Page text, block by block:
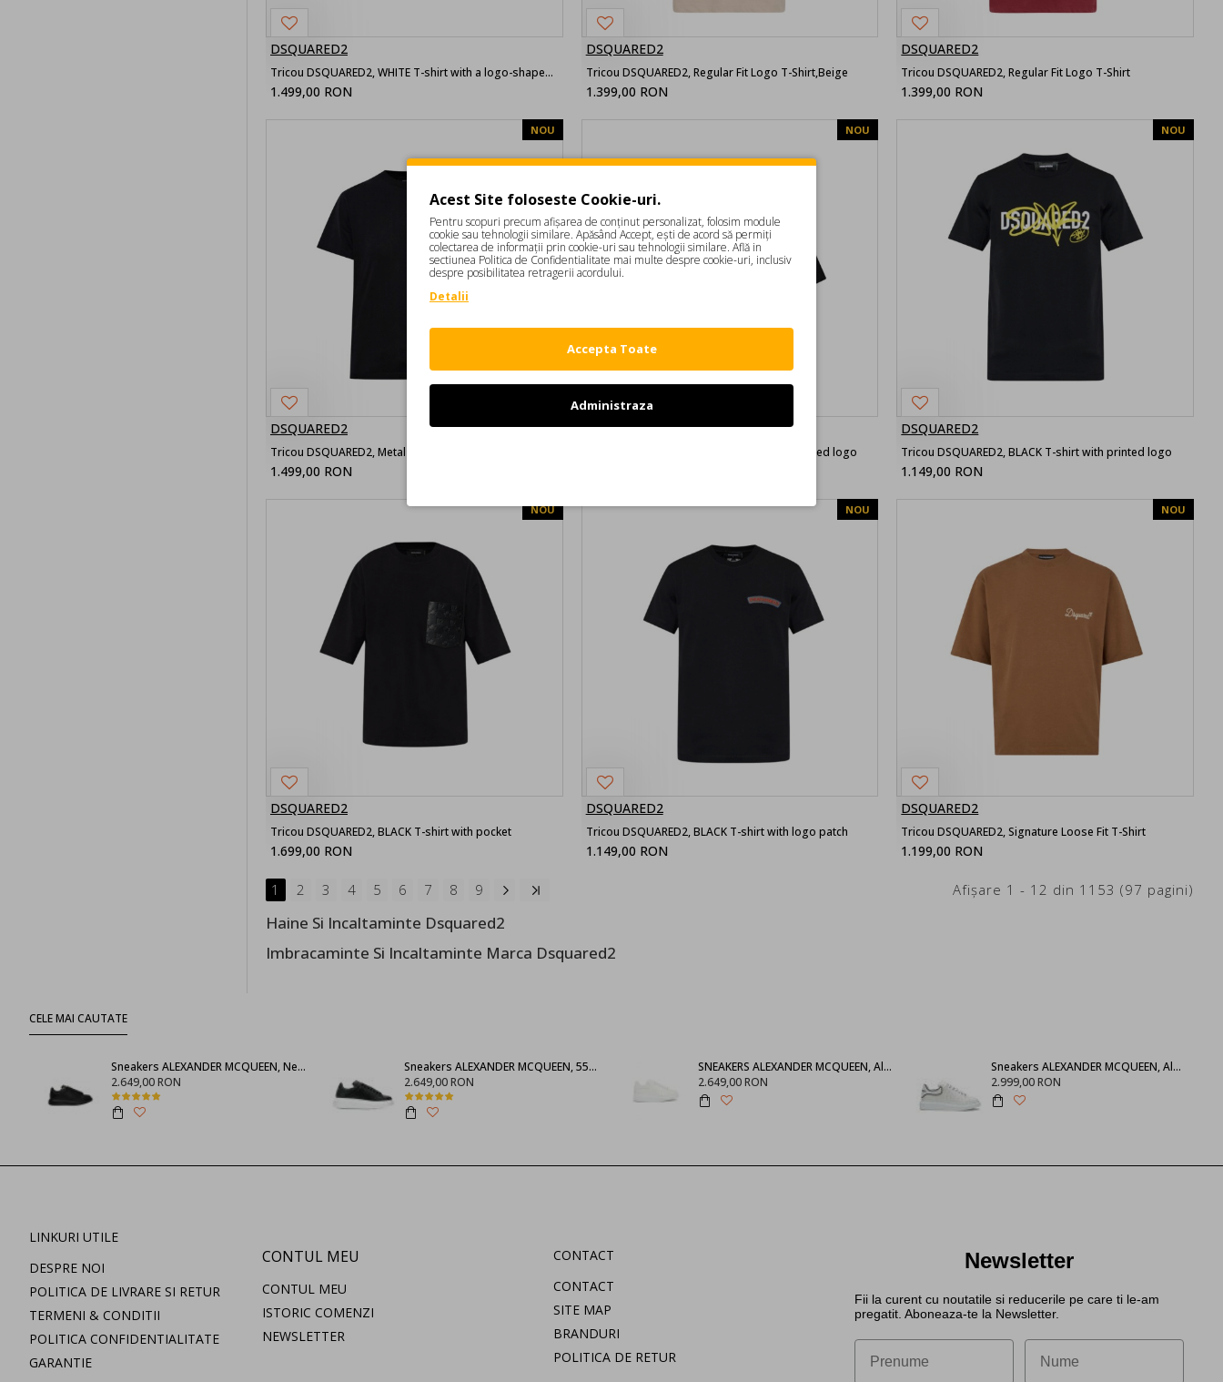
Sneakers
Papuci femei
Tricouri
femei
DSQUARED2
Tricou DSQUARED2, WHITE T-shirt with a logo-shaped patch
1.499,00 RON
DSQUARED2
Tricou DSQUARED2, Regular Fit Logo T-Shirt,Beige
1.399,00 RON
DSQUARED2
Tricou DSQUARED2, Regular Fit Logo T-Shirt
1.399,00 RON
NOU
DSQUARED2
1.499,00 RON
NOU
DSQUARED2
Tricou DSQUARED2, BLACK T-shirt with printed logo
NOU
DSQUARED2
Tricou DSQUARED2, BLACK T-shirt with printed logo
1.149,00 RON
NOU
DSQUARED2
Tricou DSQUARED2, BLACK T-shirt with pocket
1.699,00 RON
NOU
DSQUARED2
Tricou DSQUARED2, BLACK T-shirt with logo patch
1.149,00 RON
NOU
DSQUARED2
Tricou DSQUARED2, Signature Loose Fit T-Shirt
1.199,00 RON
1 2 3 4 5 6 7 8 9 Afişare 1 - 12 din 1153 (97 pagini)
Haine Si Incaltaminte Dsquared2
Imbracaminte Si Incaltaminte Marca Dsquared2
CELE MAI CAUTATE
Sneakers ALEXANDER MCQUEEN, Negru full
2.649,00 RON
Sneakers ALEXANDER MCQUEEN, 553770WHGP01000
2.649,00 RON
SNEAKERS ALEXANDER MCQUEEN, Alb 553770WHGP09000
2.649,00 RON
Sneakers ALEXANDER MCQUEEN, Alb cu negru 625156WHXMT9074
2.999,00 RON
LINKURI UTILE
DESPRE NOI
POLITICA DE LIVRARE SI RETUR
TERMENI & CONDITII
POLITICA CONFIDENTIALITATE
GARANTIE
CONTUL MEU
CONTUL MEU
ISTORIC COMENZI
NEWSLETTER
CONTACT
CONTACT
SITE MAP
BRANDURI
POLITICA DE RETUR
Newsletter
Fii la curent cu noutatile si reducerile pe care ti le-am
pregatit. Aboneaza-te la Newsletter.
Acest Site foloseste Cookie-uri.
Pentru scopuri precum afișarea de conținut personalizat, folosim module
cookie sau tehnologii similare. Apăsând Accept, ești de acord să permiți
colectarea de informații prin cookie-uri sau tehnologii similare. Află in
sectiunea Politica de Confidentialitate mai multe despre cookie-uri, inclusiv
despre posibilitatea retragerii acordului.
Detalii
Accepta Toate
Administraza